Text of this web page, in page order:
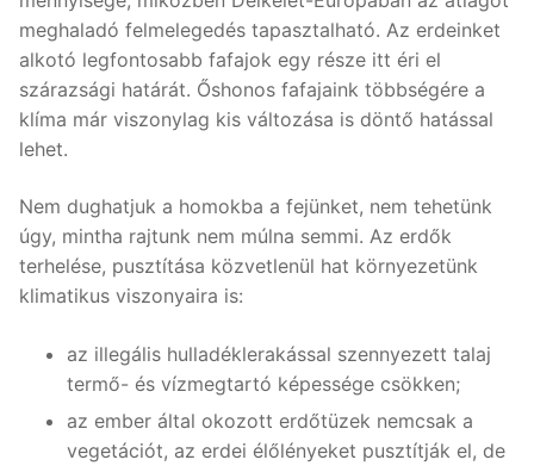
meghaladó felmelegedés tapasztalható. Az erdeinket
alkotó legfontosabb fafajok egy része itt éri el
szárazsági határát. Őshonos fafajaink többségére a
klíma már viszonylag kis változása is döntő hatással
lehet.
Nem dughatjuk a homokba a fejünket, nem tehetünk
úgy, mintha rajtunk nem múlna semmi. Az erdők
terhelése, pusztítása közvetlenül hat környezetünk
klimatikus viszonyaira is:
az illegális hulladéklerakással szennyezett talaj
termő- és vízmegtartó képessége csökken;
az ember által okozott erdőtüzek nemcsak a
vegetációt, az erdei élőlényeket pusztítják el, de